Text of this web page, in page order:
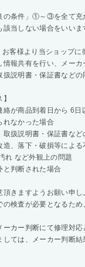
の条件」①～③を全て充
当しない場合をいいま
客様より当ショップに
報共有を行い、メーカ
説明書・保証書など
が商品到着日から 6日
なかった場合
扱説明書・保証書な
、落下・破損等による
れ など外観上の問題
判断された場合
きますようお願い申し
の検査が必要となるた
カー判断にて修理対応
しては、メーカー判断